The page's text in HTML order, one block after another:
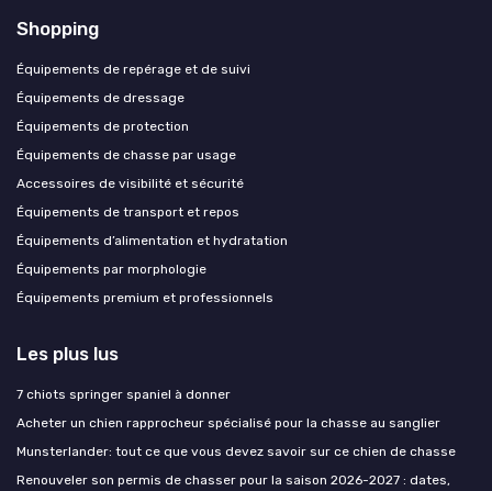
Shopping
Équipements de repérage et de suivi
Équipements de dressage
Équipements de protection
Équipements de chasse par usage
Accessoires de visibilité et sécurité
Équipements de transport et repos
Équipements d’alimentation et hydratation
Équipements par morphologie
Équipements premium et professionnels
Les plus lus
7 chiots springer spaniel à donner
Acheter un chien rapprocheur spécialisé pour la chasse au sanglier
Munsterlander: tout ce que vous devez savoir sur ce chien de chasse
Renouveler son permis de chasser pour la saison 2026-2027 : dates,